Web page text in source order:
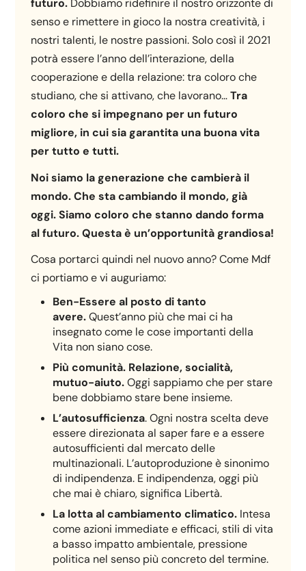
futuro. Dobbiamo ridefinire il nostro orizzonte di
senso e rimettere in gioco la nostra creatività, i
nostri talenti, le nostre passioni. Solo così il 2021
potrà essere l’anno dell’interazione, della
cooperazione e della relazione: tra coloro che
studiano, che si attivano, che lavorano…Tra
coloro che si impegnano per un futuro
migliore, in cui sia garantita una buona vita
per tutto e tutti.
Noi siamo la generazione che cambierà il
mondo. Che sta cambiando il mondo, già
oggi. Siamo coloro che stanno dando forma
al futuro. Questa è un’opportunità grandiosa!
Cosa portarci quindi nel nuovo anno? Come Mdf
ci portiamo e vi auguriamo:
Ben-Essere al posto di tanto
avere.Quest’anno più che mai ci ha
insegnato come le cose importanti della
Vita non siano cose.
Più comunità. Relazione, socialità,
mutuo-aiuto.Oggi sappiamo che per stare
bene dobbiamo stare bene insieme.
L’autosufficienza. Ogni nostra scelta deve
essere direzionata al saper fare e a essere
autosufficienti dal mercato delle
multinazionali. L’autoproduzione è sinonimo
di indipendenza. E indipendenza, oggi più
che mai è chiaro, significa Libertà.
La lotta al cambiamento climatico. Intesa
come azioni immediate e efficaci, stili di vita
a basso impatto ambientale, pressione
politica nel senso più concreto del termine.